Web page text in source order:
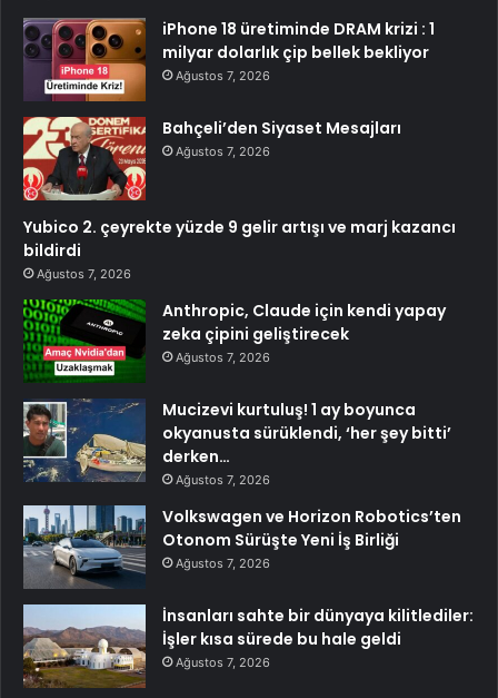
iPhone 18 üretiminde DRAM krizi : 1
milyar dolarlık çip bellek bekliyor
Ağustos 7, 2026
Bahçeli’den Siyaset Mesajları
Ağustos 7, 2026
Yubico 2. çeyrekte yüzde 9 gelir artışı ve marj kazancı
bildirdi
Ağustos 7, 2026
Anthropic, Claude için kendi yapay
zeka çipini geliştirecek
Ağustos 7, 2026
Mucizevi kurtuluş! 1 ay boyunca
okyanusta sürüklendi, ‘her şey bitti’
derken…
Ağustos 7, 2026
Volkswagen ve Horizon Robotics’ten
Otonom Sürüşte Yeni İş Birliği
Ağustos 7, 2026
İnsanları sahte bir dünyaya kilitlediler:
İşler kısa sürede bu hale geldi
Ağustos 7, 2026